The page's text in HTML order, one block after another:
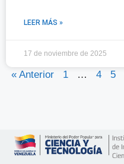
LEER MÁS »
17 de noviembre de 2025
« Anterior 1 … 4 5